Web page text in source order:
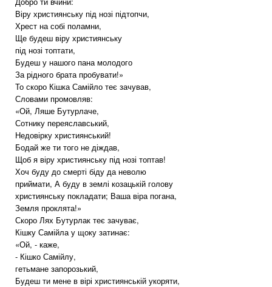
Віру християнську під нозі підтопчи,
Хрест на собі поламни,
Ще будеш віру християнську
під нозі топтати,
Будеш у нашого пана молодого
За рідного брата пробувати!»
То скоро Кішка Самійло теє зачував,
Словами промовляв:
«Ой, Ляше Бутурлаче,
Сотнику переяславський,
Недовірку християнський!
Бодай же ти того не діждав,
Щоб я віру християнську під нозі топтав!
Хоч буду до смерті біду да неволю
приймати, А буду в землі козацькій голову
християнську покладати; Ваша віра погана,
Земля проклята!»
Скоро Лях Бутурлак теє зачуває,
Кішку Самійла у щоку затинає:
«Ой, - каже,
- Кішко Самійлу,
гетьмане запорозький,
Будеш ти мене в вірі християнській укоряти,